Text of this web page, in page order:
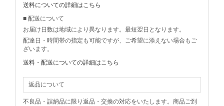
送料についての詳細はこちら
■ 配送について
お届け日数は地域により異なります。最短翌日となります。
配達日・時間帯の指定も可能ですが、ご希望に添えない場合もご
ざいます。
送料・配送についての詳細はこちら
返品について
不良品・誤納品に限り返品・交換の対応をいたします。商品ご到